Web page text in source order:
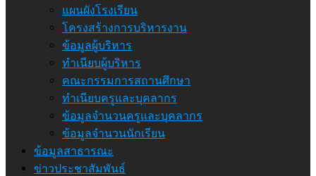
แผนผังโรงเรียน
โครงสร้างการบริหารงาน
ข้อมูลผู้บริหาร
ทำเนียบผู้บริหาร
คณะกรรมการสถานศึกษา
ทำเนียบครูและบุคลากร
ข้อมูลจำนวนครูและบุคลากร
ข้อมูลจำนวนนักเรียน
ข้อมูลสาธารณะ
ข่าวประชาสัมพันธ์